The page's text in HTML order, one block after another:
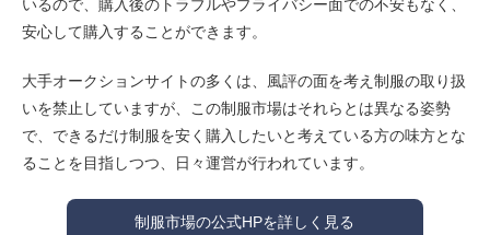
いるので、購入後のトラブルやプライバシー面での不安もなく、
安心して購入することができます。
大手オークションサイトの多くは、風評の面を考え制服の取り扱
いを禁止していますが、この制服市場はそれらとは異なる姿勢
で、できるだけ制服を安く購入したいと考えている方の味方とな
ることを目指しつつ、日々運営が行われています。
制服市場の公式HPを詳しく見る